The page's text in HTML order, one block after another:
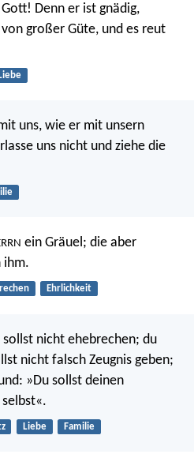
Denn er ist gnädig,
großer Güte, und es reut
Liebe
uns, wie er mit unsern
uns nicht und ziehe die
ein Gräuel; die aber
ihm.
Ehrlichkeit
nicht ehebrechen; du
nicht falsch Zeugnis geben;
»Du sollst deinen
Liebe Familie